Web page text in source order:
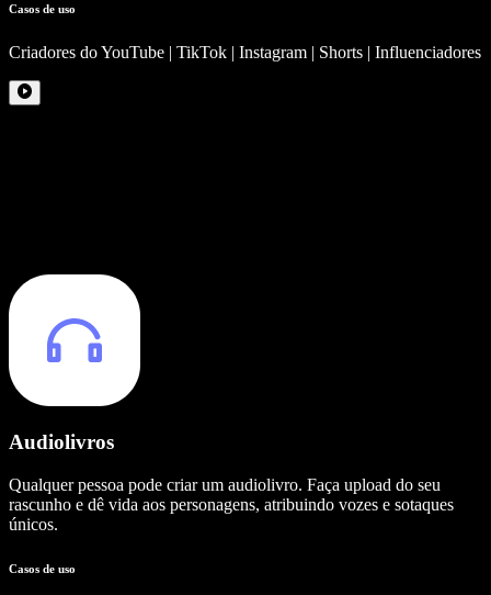
Casos de uso
Criadores do YouTube | TikTok | Instagram | Shorts | Influenciadores
Audiolivros
Qualquer pessoa pode criar um audiolivro. Faça upload do seu
rascunho e dê vida aos personagens, atribuindo vozes e sotaques
únicos.
Casos de uso